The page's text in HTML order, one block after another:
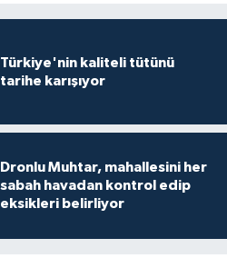
Türkiye'nin kaliteli tütünü
tarihe karışıyor
Dronlu Muhtar, mahallesini her
sabah havadan kontrol edip
eksikleri belirliyor